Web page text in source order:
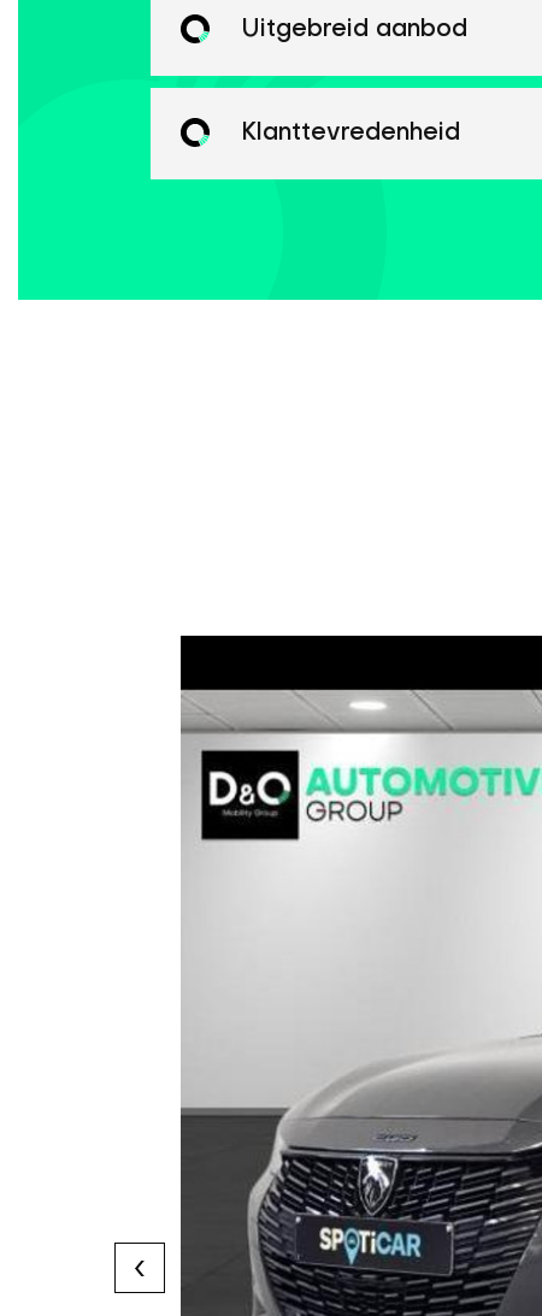
Uitgebreid aanbod
Klanttevredenheid